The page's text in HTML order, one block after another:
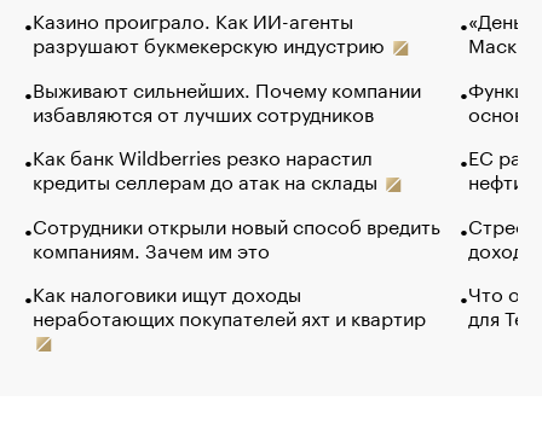
Казино проиграло. Как ИИ-агенты
разрушают букмекерскую индустрию
Выживают сильнейших. Почему компании
избавляются от лучших сотрудников
Как банк Wildberries резко нарастил
кредиты селлерам до атак на склады
Сотрудники открыли новый способ вредить
компаниям. Зачем им это
Как налоговики ищут доходы
неработающих покупателей яхт и квартир
Маск в
основ
ЕС
нефти
Что
для